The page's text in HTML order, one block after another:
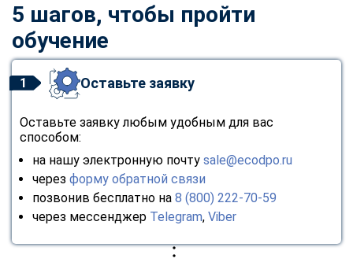
5 шагов, чтобы пройти
обучение
1 Оставьте заявку
Оставьте заявку любым удобным для вас
способом:
на нашу электронную почту sale@ecodpo.ru
через форму обратной связи
позвонив бесплатно на 8 (800) 222-70-59
через мессенджер Telegram, Viber